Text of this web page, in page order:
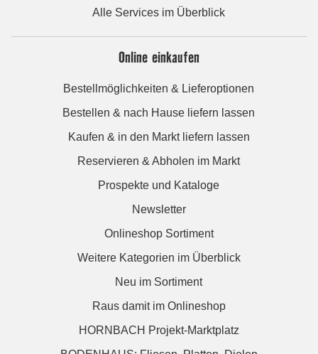
Alle Services im Überblick
Online einkaufen
Bestellmöglichkeiten & Lieferoptionen
Bestellen & nach Hause liefern lassen
Kaufen & in den Markt liefern lassen
Reservieren & Abholen im Markt
Prospekte und Kataloge
Newsletter
Onlineshop Sortiment
Weitere Kategorien im Überblick
Neu im Sortiment
Raus damit im Onlineshop
HORNBACH Projekt-Marktplatz